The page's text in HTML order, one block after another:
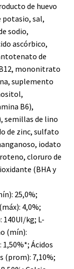
de huevo
potasio, sal,
sodio,
ascórbico,
de
mononitrato
suplemento
B6),
semillas de lino
de zinc, sulfato
iodato
cloruro de
(BHA y
25,0%;
4,0%;
140UI/kg; L-
(mín):
Ácidos
(prom): 7,10%;